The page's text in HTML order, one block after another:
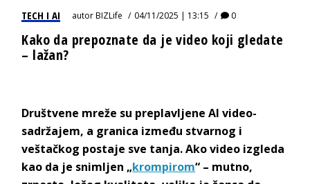
TECH I AI autorBIZLife 04/11/2025 | 13:15 0
Kako da prepoznate da je video koji gledate
– lažan?
Društvene mreže su preplavljene AI video-
sadržajem, a granica između stvarnog i
veštačkog postaje sve tanja. Ako video izgleda
kao da je snimljen „krompirom“ – mutno,